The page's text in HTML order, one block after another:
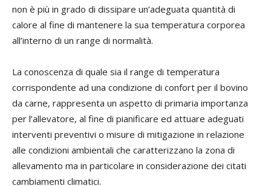
non è più in grado di dissipare un’adeguata quantità di
calore al fine di mantenere la sua temperatura corporea
all’interno di un range di normalità.
La conoscenza di quale sia il range di temperatura
corrispondente ad una condizione di confort per il bovino
da carne, rappresenta un aspetto di primaria importanza
per l’allevatore, al fine di pianificare ed attuare adeguati
interventi preventivi o misure di mitigazione in relazione
alle condizioni ambientali che caratterizzano la zona di
allevamento ma in particolare in considerazione dei citati
cambiamenti climatici.